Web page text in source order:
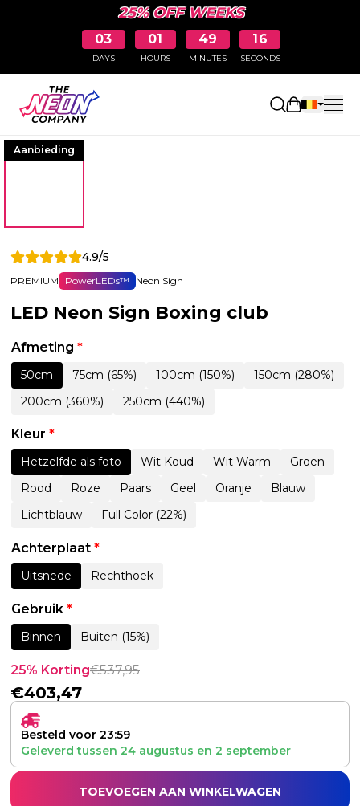
25% OFF WEEKS
03
DAYS
01
HOURS
49
MINUTES
15
SECONDS
Aanbieding
4.9/5
PREMIUM PowerLEDs™ Neon Sign
LED Neon Sign Boxing club
Afmeting *
50cm 75cm (65%) 100cm (150%)
150cm (280%)
200cm (360%)
250cm (440%)
Kleur *
Hetzelfde als foto Wit Koud Wit Warm
Groen
Rood
Roze Paars Geel Oranje
Blauw
Lichtblauw
Full Color (22%)
Achterplaat *
Uitsnede Rechthoek
Gebruik *
Binnen Buiten (15%)
25% Korting€537,95
€403,47
Besteld voor 23:59
Geleverd tussen 24 augustus en 2 september
TOEVOEGEN AAN WINKELWAGEN